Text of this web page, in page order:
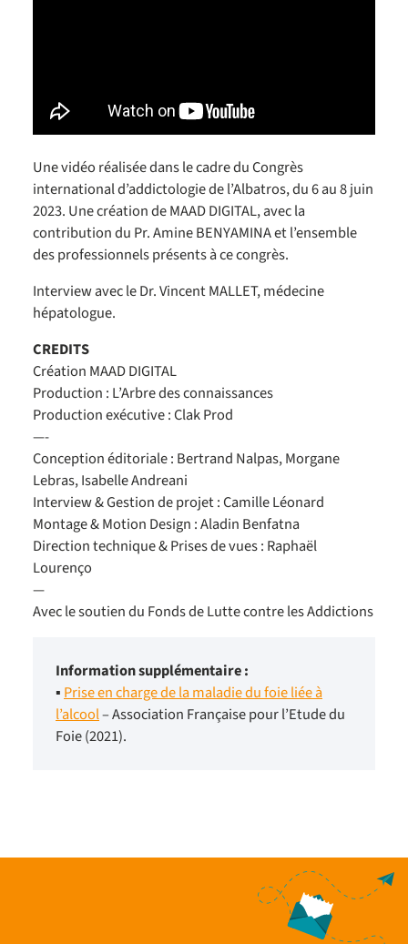
Une vidéo réalisée dans le cadre du Congrès
international d’addictologie de l’Albatros, du 6 au 8 juin
2023. Une création de MAAD DIGITAL, avec la
contribution du Pr. Amine BENYAMINA et l’ensemble
des professionnels présents à ce congrès.
Interview avec le Dr. Vincent MALLET, médecine
hépatologue.
CREDITS
Création MAAD DIGITAL
Production : L’Arbre des connaissances
Production exécutive : Clak Prod
—-
Conception éditoriale : Bertrand Nalpas, Morgane
Lebras, Isabelle Andreani
Interview & Gestion de projet : Camille Léonard
Montage & Motion Design : Aladin Benfatna
Direction technique & Prises de vues : Raphaël
Lourenço
—
Avec le soutien du Fonds de Lutte contre les Addictions
Information supplémentaire :
▪ Prise en charge de la maladie du foie liée à
l’alcool– Association Française pour l’Etude du
Foie (2021).